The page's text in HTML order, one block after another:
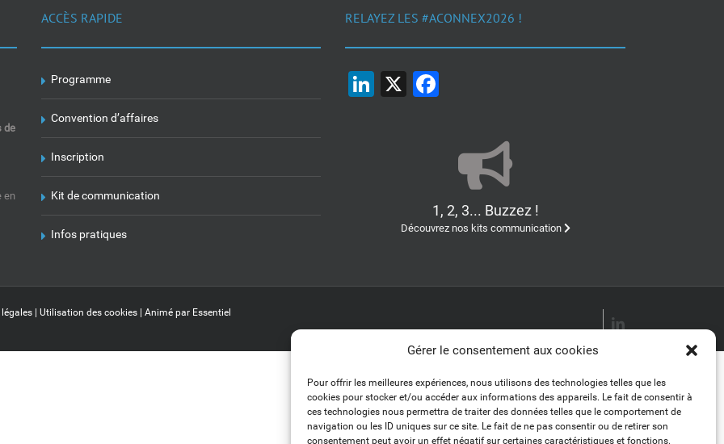
Gérer le consentement aux cookies
Pour offrir les meilleures expériences, nous utilisons des technologies telles que les
cookies pour stocker et/ou accéder aux informations des appareils. Le fait de consentir à
ces technologies nous permettra de traiter des données telles que le comportement de
navigation ou les ID uniques sur ce site. Le fait de ne pas consentir ou de retirer son
consentement peut avoir un effet négatif sur certaines caractéristiques et fonctions.
de
en
ACCÈS RAPIDE
Programme
Convention d’affaires
Inscription
Kit de communication
Infos pratiques
RELAYEZ LES #ACONNEX2026 !
LinkedIn
X
1, 2, 3... Buzzez !
Découvrez nos kits communication
| Utilisation des cookies | Animé par Essentiel
LinkedIn